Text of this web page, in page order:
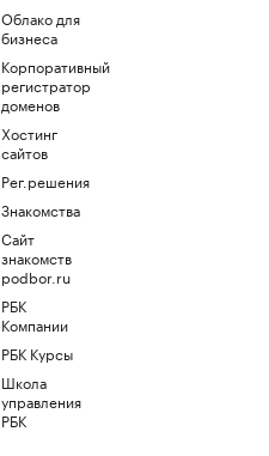
Облако для
бизнеса
Корпоративный
регистратор
доменов
Хостинг
сайтов
Рег.решения
Знакомства
Сайт
знакомств
podbor.ru
РБК
Компании
РБК Курсы
Школа
управления
РБК